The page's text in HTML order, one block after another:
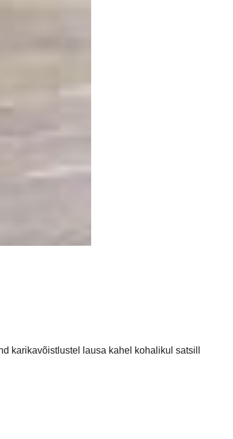
karikavõistlustel lausa kahel kohalikul satsill